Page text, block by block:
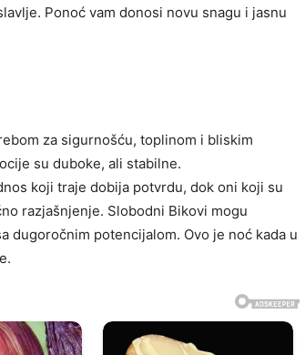
Ponoć vam donosi novu snagu i jasnu
za sigurnošću, toplinom i bliskim
su duboke, ali stabilne.
koji traje dobija potvrdu, dok oni koji su
razjašnjenje. Slobodni Bikovi mogu
dugoročnim potencijalom. Ovo je noć kada u